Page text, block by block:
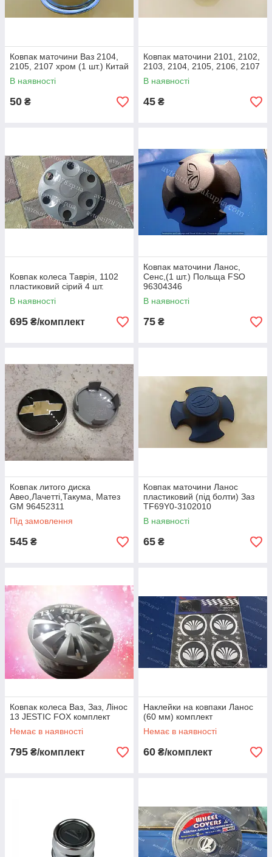
Ковпак маточини Ваз 2104,
2105, 2107 хром (1 шт.) Китай
В наявності
50 ₴
Ковпак маточини 2101, 2102,
2103, 2104, 2105, 2106, 2107
В наявності
45 ₴
Ковпак колеса Таврія, 1102
пластиковий сірий 4 шт.
В наявності
695 ₴/комплект
Ковпак маточини Ланос,
Сенс,(1 шт.) Польща FSO
96304346
В наявності
75 ₴
Ковпак литого диска
Авео,Лачетті,Такума, Матез
GM 96452311
Під замовлення
545 ₴
Ковпак маточини Ланос
пластиковий (під болти) Заз
TF69Y0-3102010
В наявності
65 ₴
Ковпак колеса Ваз, Заз, Лінос
13 JESTIC FOX комплект
Немає в наявності
795 ₴/комплект
Наклейки на ковпаки Ланос
(60 мм) комплект
Немає в наявності
60 ₴/комплект